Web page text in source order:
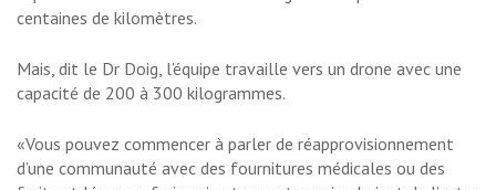
centaines de kilomètres.
Mais, dit le Dr Doig, l’équipe travaille vers un drone avec une
capacité de 200 à 300 kilogrammes.
«Vous pouvez commencer à parler de réapprovisionnement
d’une communauté avec des fournitures médicales ou des